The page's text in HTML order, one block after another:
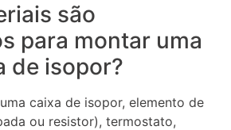
são
para montar uma
de isopor?
caixa de isopor, elemento de
ou resistor), termostato,